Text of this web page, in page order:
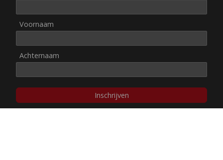
Voornaam
Achternaam
Inschrijven